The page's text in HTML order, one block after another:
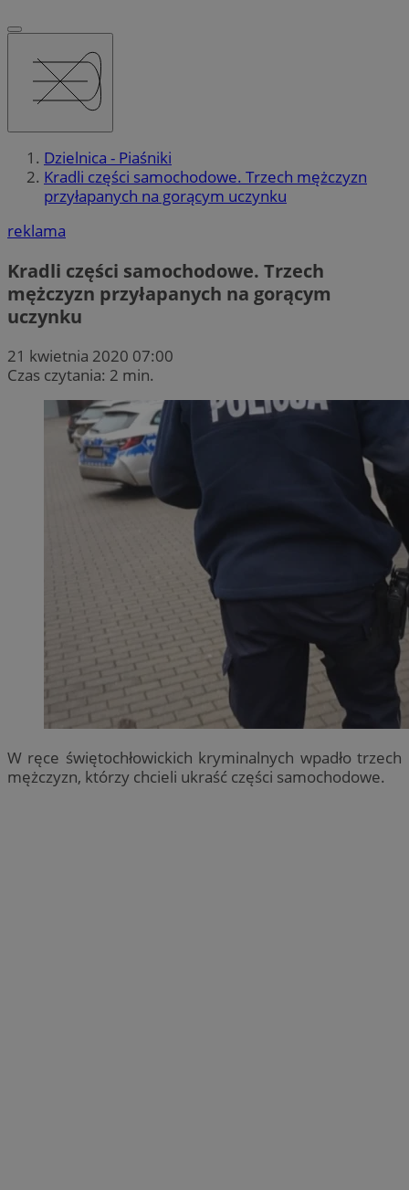
Dzielnica - Piaśniki
Kradli części samochodowe. Trzech mężczyzn
przyłapanych na gorącym uczynku
reklama
Kradli części samochodowe. Trzech
mężczyzn przyłapanych na gorącym
uczynku
21 kwietnia 2020 07:00
Czas czytania: 2 min.
W ręce świętochłowickich kryminalnych wpadło trzech
mężczyzn, którzy chcieli ukraść części samochodowe.